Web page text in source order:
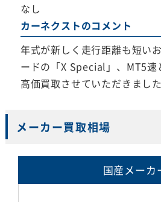
なし
カーネクストのコメント
年式が新しく走行距離も短い
ードの「X Special」、MT5速
高価買取させていただきました
メーカー買取相場
国産メーカ